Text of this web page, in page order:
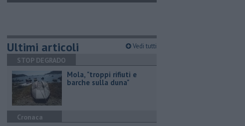
Ultimi articoli Vedi tutti
STOP DEGRADO
Mola, "troppi rifiuti e
barche sulla duna"
Cronaca